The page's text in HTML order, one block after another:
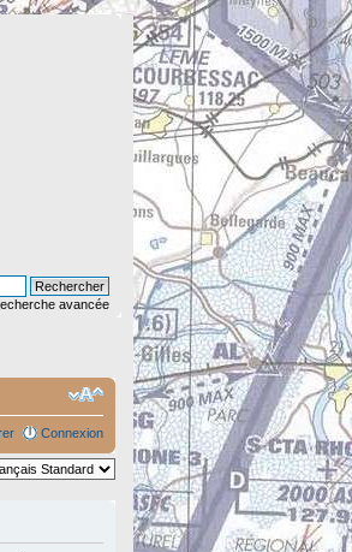
avancée
Connexion